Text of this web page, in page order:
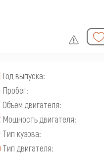
Год выпуска:
Пробег:
Объем двигателя:
Мощность двигателя:
Тип кузова:
Тип двигателя: